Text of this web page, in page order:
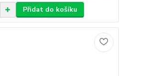
Přidat do košíku